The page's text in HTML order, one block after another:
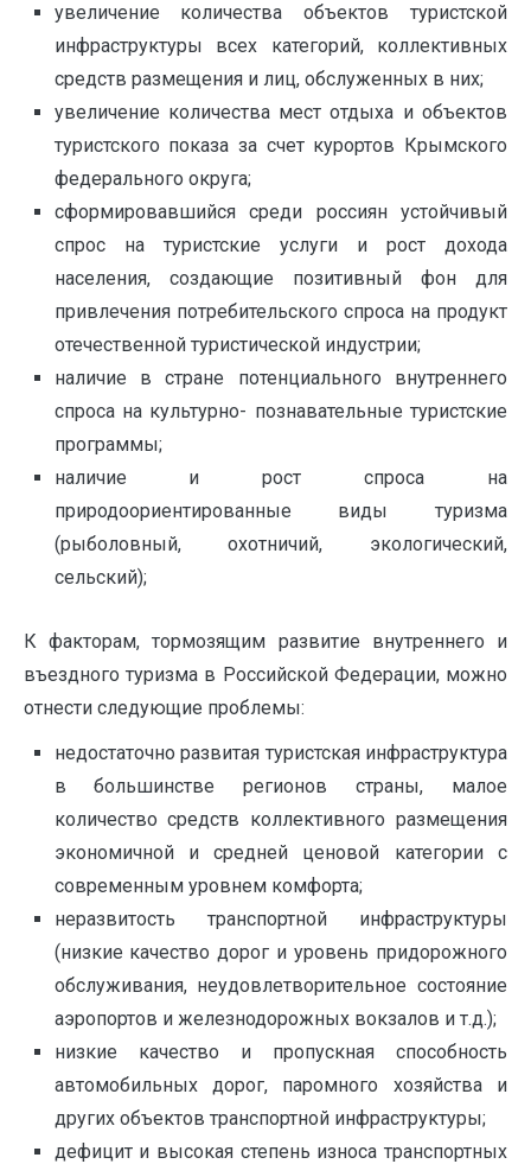
увеличение количества объектов туристской
инфраструктуры всех категорий, коллективных
средств размещения и лиц, обслуженных в них;
увеличение количества мест отдыха и объектов
туристского показа за счет курортов Крымского
федерального округа;
сформировавшийся среди россиян устойчивый
спрос на туристские услуги и рост дохода
населения, создающие позитивный фон для
привлечения потребительского спроса на продукт
отечественной туристической индустрии;
наличие в стране потенциального внутреннего
спроса на культурно- познавательные туристские
программы;
наличие и рост спроса на
природоориентированные виды туризма
(рыболовный, охотничий, экологический,
сельский);
К факторам, тормозящим развитие внутреннего и
въездного туризма в Российской Федерации, можно
отнести следующие проблемы:
недостаточно развитая туристская инфраструктура
в большинстве регионов страны, малое
количество средств коллективного размещения
экономичной и средней ценовой категории с
современным уровнем комфорта;
неразвитость транспортной инфраструктуры
(низкие качество дорог и уровень придорожного
обслуживания, неудовлетворительное состояние
аэропортов и железнодорожных вокзалов и т.д.);
низкие качество и пропускная способность
автомобильных дорог, паромного хозяйства и
других объектов транспортной инфраструктуры;
дефицит и высокая степень износа транспортных